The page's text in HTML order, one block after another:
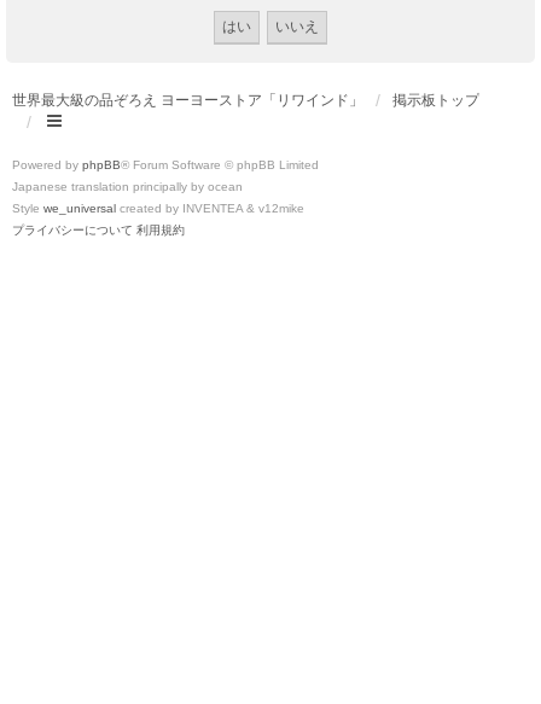
世界最大級の品ぞろえ ヨーヨーストア「リワインド」 掲示板トップ
Powered by phpBB® Forum Software © phpBB Limited
Japanese translation principally by ocean
Style we_universal created by INVENTEA & v12mike
プライバシーについて 利用規約